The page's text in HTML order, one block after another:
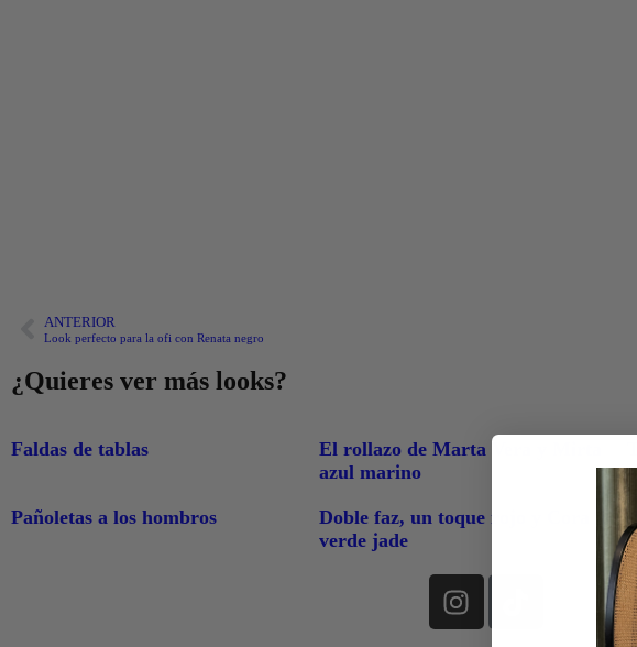
ANTERIOR
Look perfecto para la ofi con Renata negro
¿Quieres ver más looks?
Faldas de tablas
El rollazo de Marta Vera y Mirta
azul marino
Pañoletas a los hombros
Doble faz, un toque rojo y Cora
verde jade